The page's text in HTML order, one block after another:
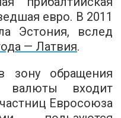
евро. В 2011
Эстония, вслед
— Латвия.
зону обращения
валюты входит
Евросоюза